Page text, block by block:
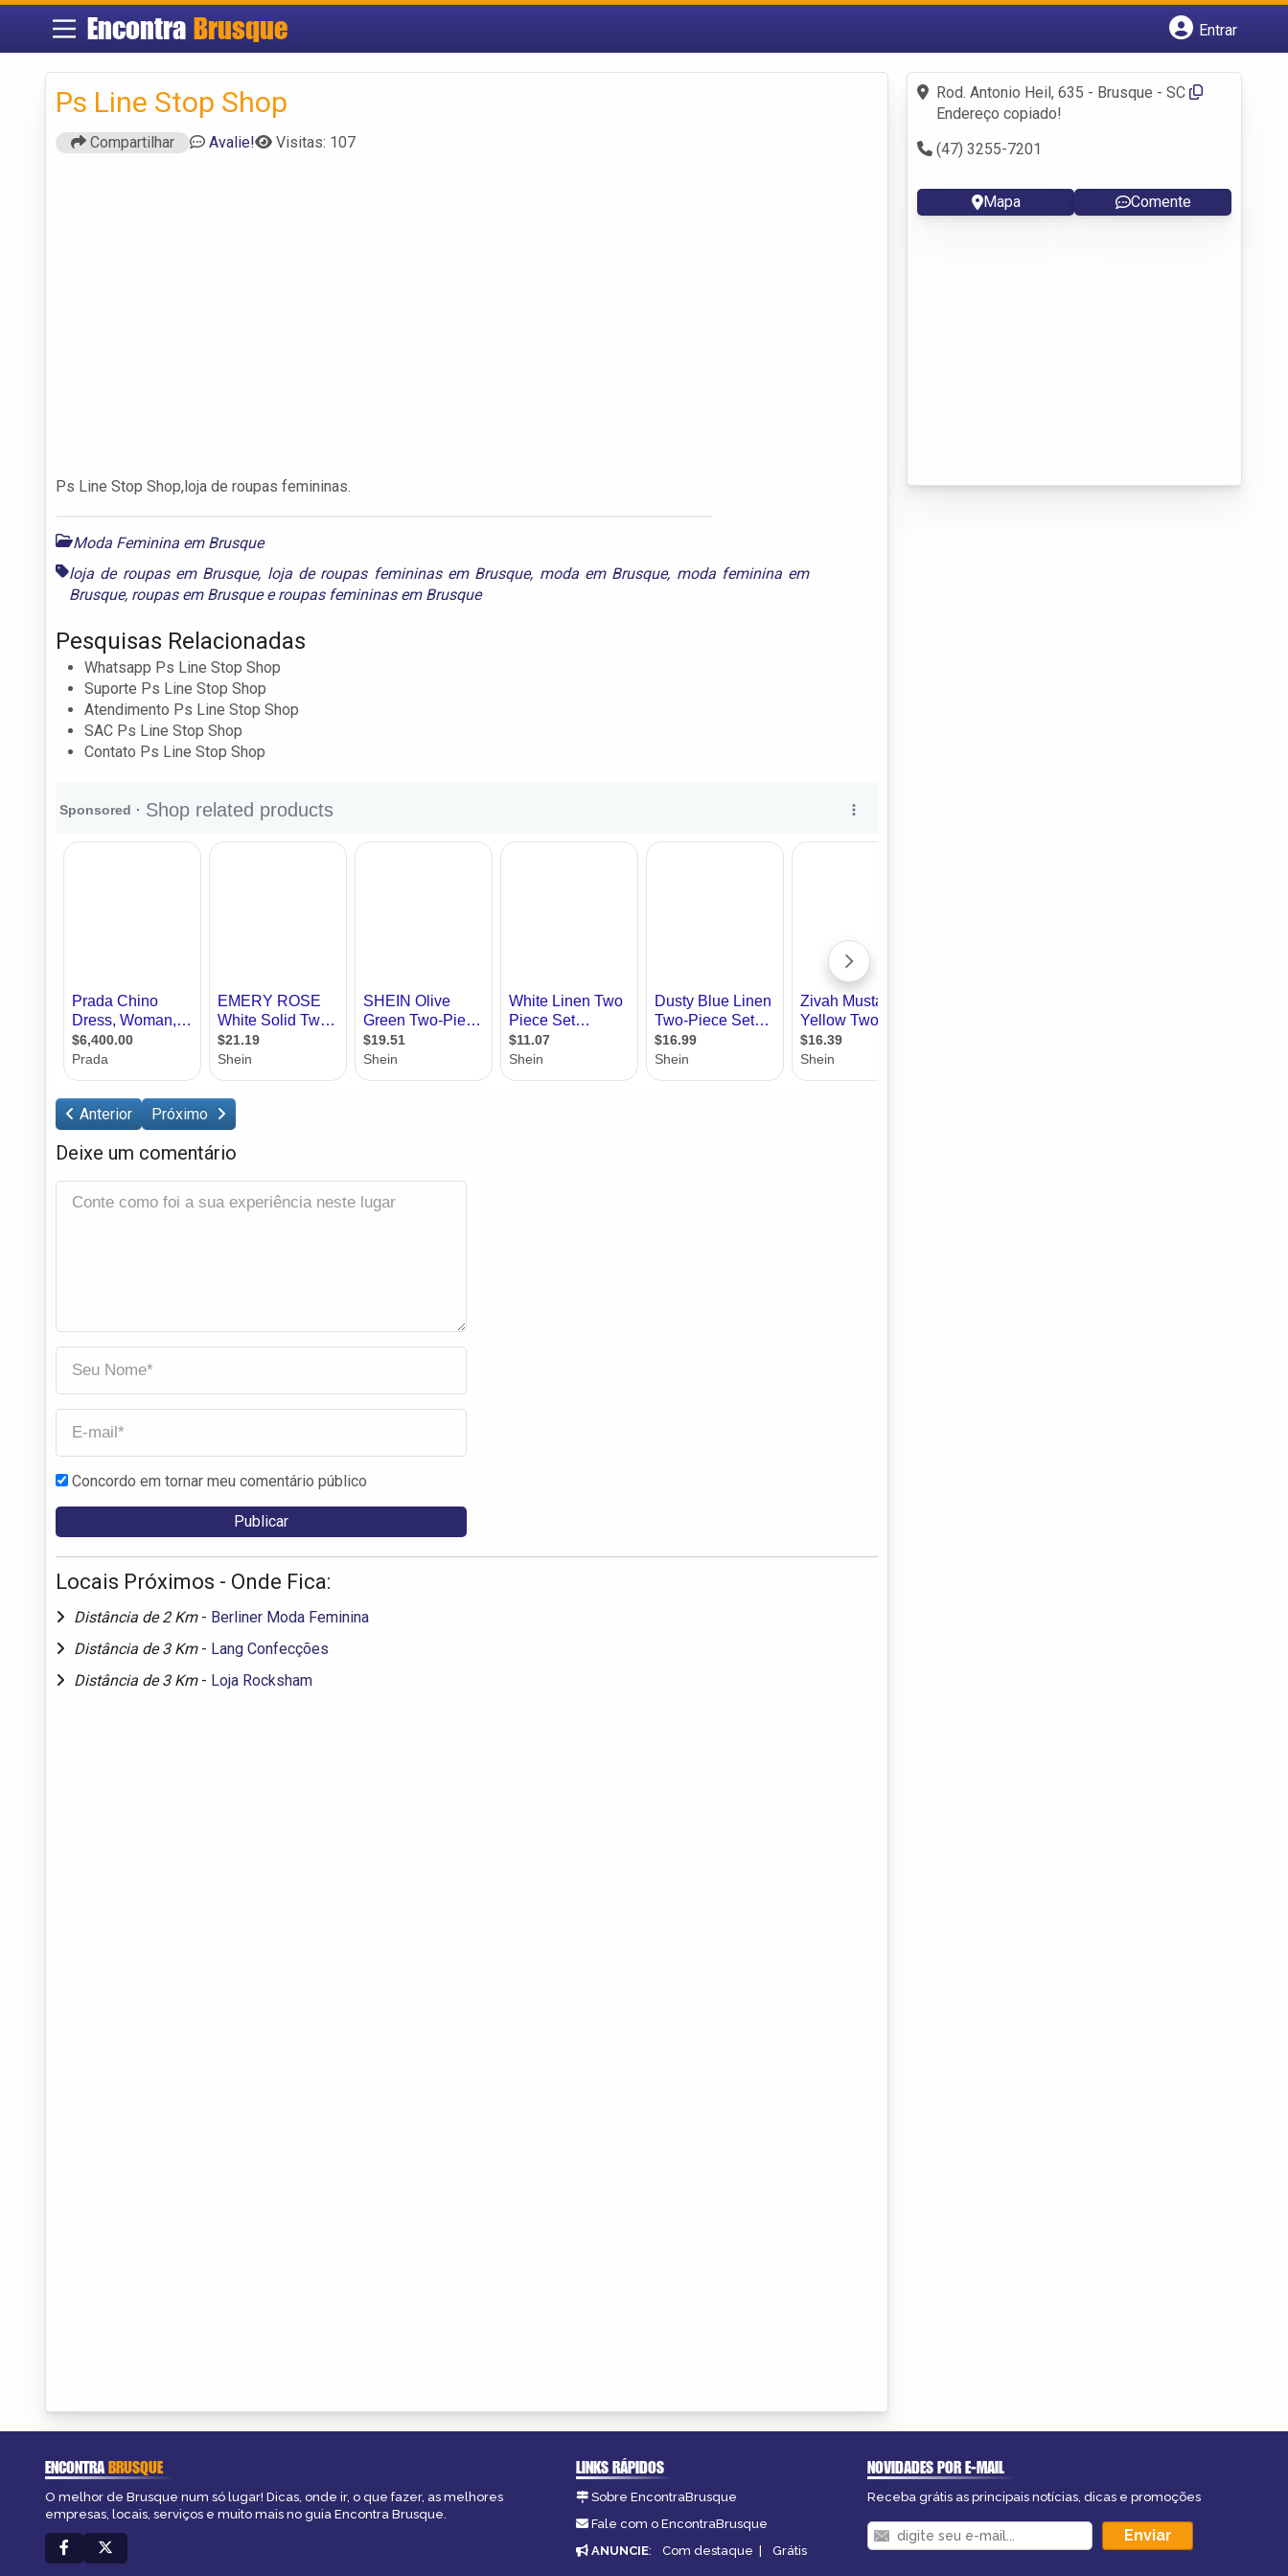
Encontra Brusque
Entrar
Fazer login
Criar conta
Ps Line Stop Shop
Compartilhar Avalie! Visitas: 107
Ps Line Stop Shop,loja de roupas femininas.
Moda Feminina em Brusque
loja de roupas em Brusque, loja de roupas femininas em Brusque, moda em Brusque, moda feminina em
Brusque, roupas em Brusqueeroupas femininas em Brusque
Pesquisas Relacionadas
Whatsapp Ps Line Stop Shop
Suporte Ps Line Stop Shop
Atendimento Ps Line Stop Shop
SAC Ps Line Stop Shop
Contato Ps Line Stop Shop
Anterior Próximo
Deixe um comentário
Concordo em tornar meu comentário público
Locais Próximos - Onde Fica:
Distância de 2 Km - Berliner Moda Feminina
Distância de 3 Km - Lang Confecções
Distância de 3 Km - Loja Rocksham
Rod. Antonio Heil, 635 - Brusque - SC
Endereço copiado!
(47) 3255-7201
Mapa Comente
ENCONTRABRUSQUE
O melhor de Brusque num só lugar! Dicas, onde ir, o que fazer, as melhores
empresas, locais, serviços e muito mais no guia Encontra Brusque.
LINKS RÁPIDOS
Sobre EncontraBrusque
Fale com o EncontraBrusque
ANUNCIE: Com destaque | Grátis
NOVIDADES POR E-MAIL
Receba grátis as principais notícias, dicas e promoções